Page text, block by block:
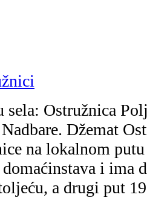
sela: Ostružnica
Džemat
na lokalnom
i ima
a drugi put